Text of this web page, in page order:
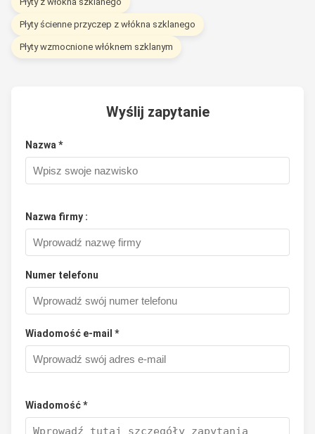
Płyty ścienne przyczep z włókna szklanego
Płyty wzmocnione włóknem szklanym
Wyślij zapytanie
Nazwa *
Nazwa firmy :
Numer telefonu
Wiadomość e-mail *
Wiadomość *